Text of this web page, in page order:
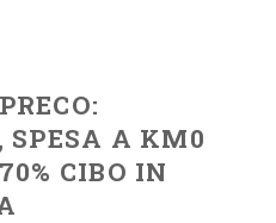
SPESA A KM0
CIBO IN